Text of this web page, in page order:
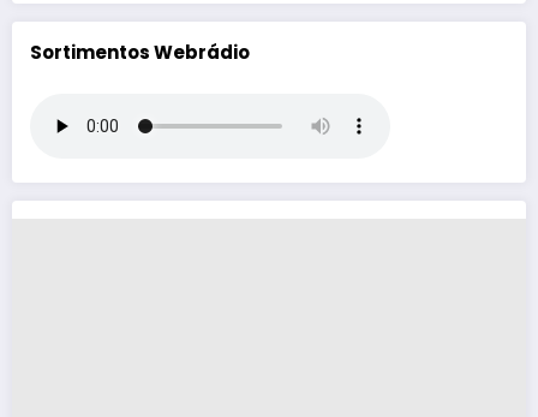
Sortimentos Webrádio